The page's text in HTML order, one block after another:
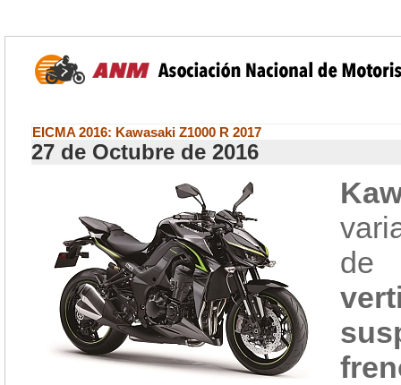
EICMA 2016: Kawasaki Z1000 R 2017
27 de Octubre de 2016
de